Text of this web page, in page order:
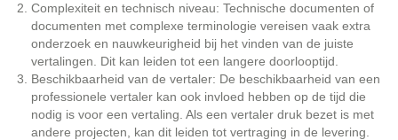
Complexiteit en technisch niveau: Technische documenten of
documenten met complexe terminologie vereisen vaak extra
onderzoek en nauwkeurigheid bij het vinden van de juiste
vertalingen. Dit kan leiden tot een langere doorlooptijd.
Beschikbaarheid van de vertaler: De beschikbaarheid van een
professionele vertaler kan ook invloed hebben op de tijd die
nodig is voor een vertaling. Als een vertaler druk bezet is met
andere projecten, kan dit leiden tot vertraging in de levering.